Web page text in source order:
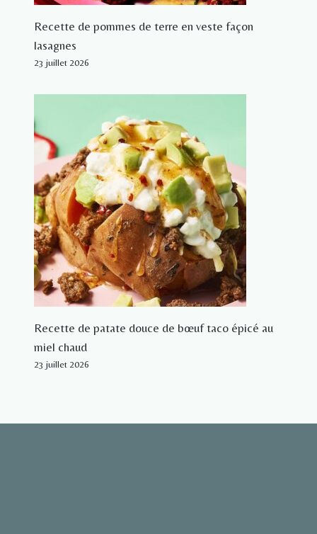
Recette de pommes de terre en veste façon
lasagnes
23 juillet 2026
Recette de patate douce de bœuf taco épicé au
miel chaud
23 juillet 2026